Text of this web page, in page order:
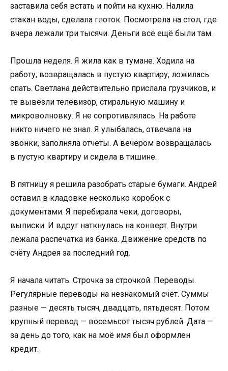
заставила себя встать и пойти на кухню. Налила
стакан воды, сделала глоток. Посмотрела на стол, где
вчера лежали три тысячи. Деньги всё ещё были там.
Прошла неделя. Я жила как в тумане. Ходила на
работу, возвращалась в пустую квартиру, ложилась
спать. Светлана действительно прислала грузчиков, и
те вывезли телевизор, стиральную машину и
микроволновку. Я не сопротивлялась. На работе
никто ничего не знал. Я улыбалась, отвечала на
звонки, заполняла отчёты. А вечером возвращалась
в пустую квартиру и сидела в тишине.
В пятницу я решила разобрать старые бумаги. Андрей
оставил в кладовке несколько коробок с
документами. Я перебирала чеки, договоры,
выписки. И вдруг наткнулась на конверт. Внутри
лежала распечатка из банка. Движение средств по
счёту Андрея за последний год.
Я начала читать. Строчка за строчкой. Переводы.
Регулярные переводы на незнакомый счёт. Суммы
разные — десять тысяч, двадцать, пятьдесят. Потом
крупный перевод — восемьсот тысяч рублей. Дата —
за день до того, как на моё имя был оформлен
кредит.